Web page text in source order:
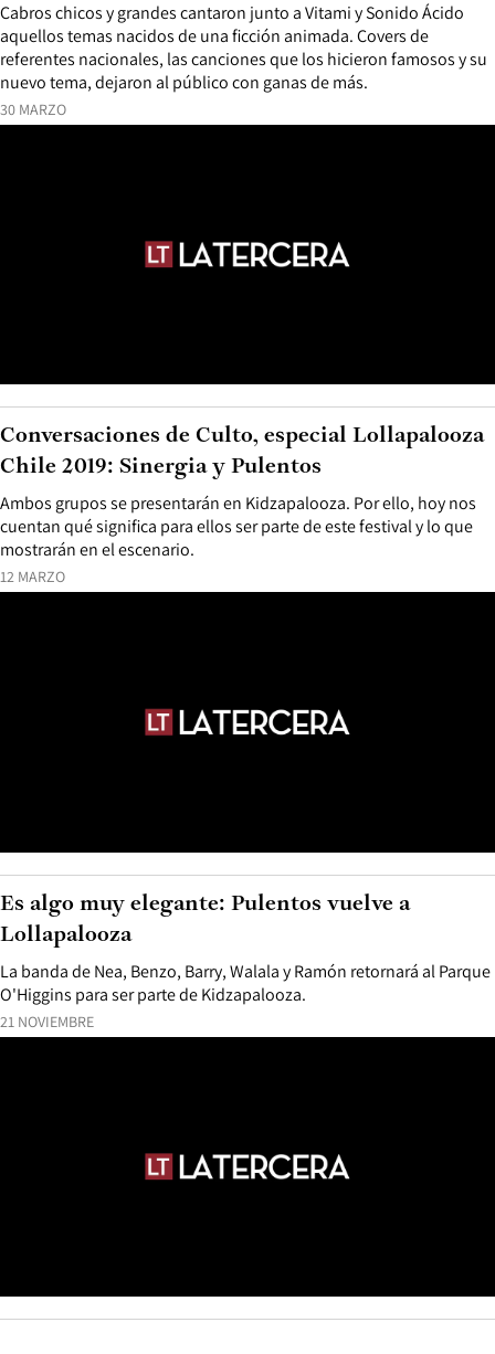
30 MARZO
Cabros chicos y grandes cantaron junto a Vitami y Sonido Ácido
aquellos temas nacidos de una ficción animada. Covers de
referentes nacionales, las canciones que los hicieron famosos y su
nuevo tema, dejaron al público con ganas de más.
12 MARZO
Ambos grupos se presentarán en Kidzapalooza. Por ello, hoy nos
cuentan qué significa para ellos ser parte de este festival y lo que
mostrarán en el escenario.
Conversaciones de Culto, especial Lollapalooza
Chile 2019: Sinergia y Pulentos
21 NOVIEMBRE
La banda de Nea, Benzo, Barry, Walala y Ramón retornará al Parque
O'Higgins para ser parte de Kidzapalooza.
Es algo muy elegante: Pulentos vuelve a
Lollapalooza